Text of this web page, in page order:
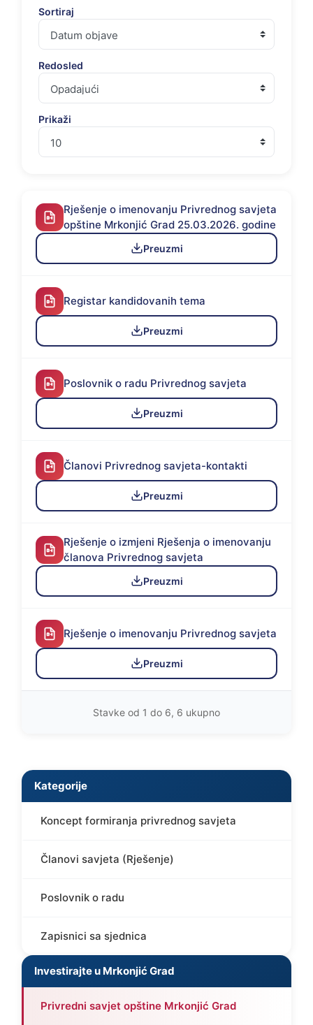
Sortiraj
Redosled
Prikaži
Rješenje o imenovanju Privrednog savjeta
opštine Mrkonjić Grad 25.03.2026. godine
Preuzmi
Registar kandidovanih tema
Preuzmi
Poslovnik o radu Privrednog savjeta
Preuzmi
Članovi Privrednog savjeta-kontakti
Preuzmi
Rješenje o izmjeni Rješenja o imenovanju
članova Privrednog savjeta
Preuzmi
Rješenje o imenovanju Privrednog savjeta
Preuzmi
Stavke od 1 do 6, 6 ukupno
Kategorije
Koncept formiranja privrednog savjeta
Članovi savjeta (Rješenje)
Poslovnik o radu
Zapisnici sa sjednica
Investirajte u Mrkonjić Grad
Privredni savjet opštine Mrkonjić Grad